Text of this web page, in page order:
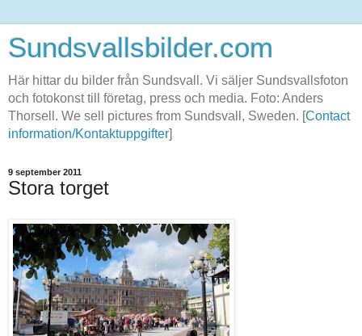
Sundsvallsbilder.com
Här hittar du bilder från Sundsvall. Vi säljer Sundsvallsfoton
och fotokonst till företag, press och media. Foto: Anders
Thorsell. We sell pictures from Sundsvall, Sweden. [Contact
information/Kontaktuppgifter]
9 september 2011
Stora torget